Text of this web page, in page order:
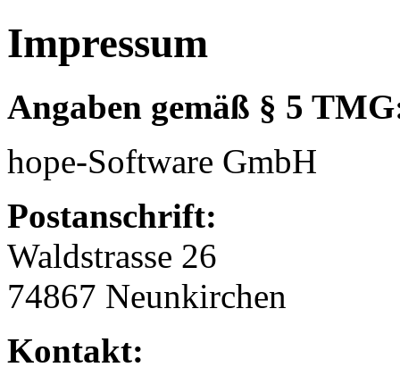
Impressum
Angaben gemäß § 5
hope-Software GmbH
Postanschrift:
Waldstrasse 26
74867 Neunkirchen
Kontakt: